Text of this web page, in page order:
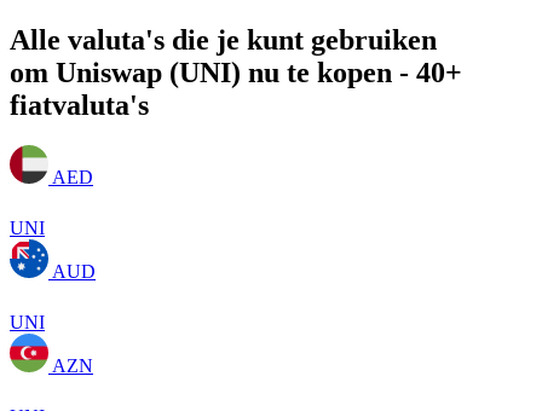
Alle valuta's die je kunt gebruiken
om Uniswap (UNI) nu te kopen - 40+
fiatvaluta's
AED
UNI
AUD
UNI
AZN